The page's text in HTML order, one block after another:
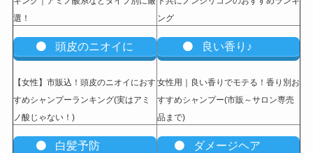
選！
ング
頭皮のニオイに
【女性】市販込 ！頭皮のニオイにおす
すめシャンプーランキング(実はアミ
ノ酸じゃない！)
良い香り♪
女性用｜良い香りでモテる！香り別お
すすめシャンプー(市販～サロン専売
品まで)
白髪予防 ダメージヘア